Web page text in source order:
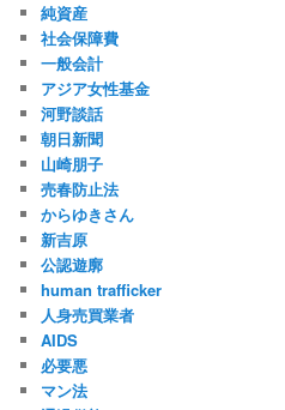
純資産
社会保障費
一般会計
アジア女性基金
河野談話
朝日新聞
山崎朋子
売春防止法
からゆきさん
新吉原
公認遊廓
human trafficker
人身売買業者
AIDS
必要悪
マン法